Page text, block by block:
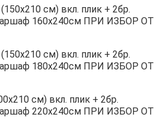
см) вкл. плик + 2бр.
160х240см ПРИ ИЗБОР ОТ
см) вкл. плик + 2бр.
180х240см ПРИ ИЗБОР ОТ
см) вкл. плик + 2бр.
220х240см ПРИ ИЗБОР ОТ